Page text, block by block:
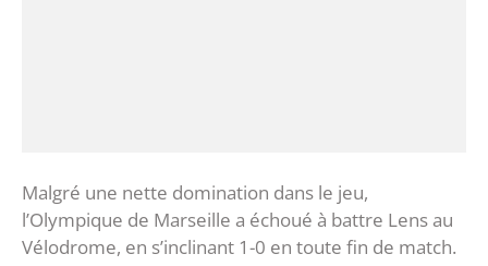
Malgré une nette domination dans le jeu,
l’Olympique de Marseille a échoué à battre Lens au
Vélodrome, en s’inclinant 1-0 en toute fin de match.